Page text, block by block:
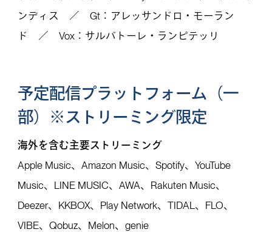
ンディス ／ Gt：アレッサンドロ・モーラン
ド ／ Vox：サルバトーレ・ランピテッリ
予定配信プラットフォーム（一
部）※ストリーミング限定
海外を含む主要ストリーミング
Apple Music、Amazon Music、Spotify、YouTube
Music、LINE MUSIC、AWA、Rakuten Music、
Deezer、KKBOX、Play Network、TIDAL、FLO、
VIBE、Qobuz、Melon、genie